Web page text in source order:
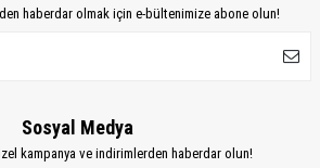
haberdar olmak için e-bültenimize abone olun!
Sosyal Medya
kampanya ve indirimlerden haberdar olun!